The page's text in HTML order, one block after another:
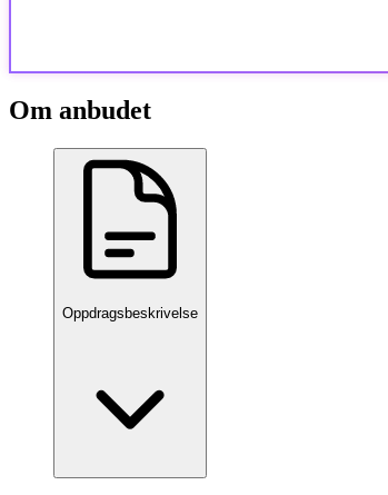
Om anbudet
Oppdragsbeskrivelse